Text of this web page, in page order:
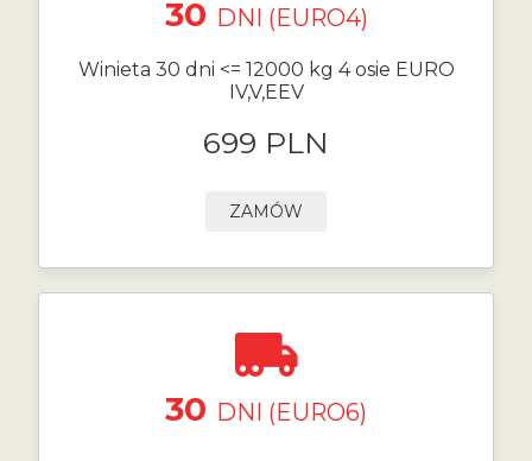
30 DNI (EURO4)
Winieta 30 dni <= 12000 kg 4 osie EURO
IV,V,EEV
699 PLN
ZAMÓW
30 DNI (EURO6)